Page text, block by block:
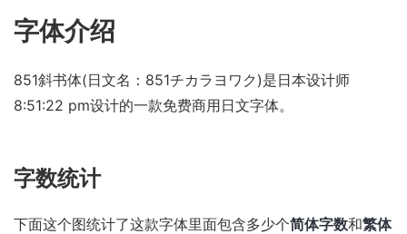
字体介绍
851斜书体(日文名：851チカラヨワク)是日本设计师
8:51:22 pm设计的一款免费商用日文字体。
字数统计
下面这个图统计了这款字体里面包含多少个简体字数和繁体